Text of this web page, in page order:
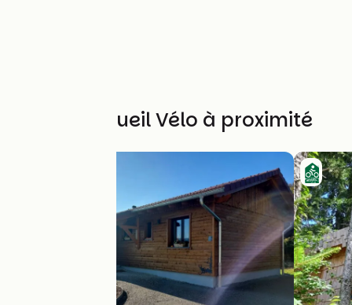
Autres Accueil Vélo à proximité